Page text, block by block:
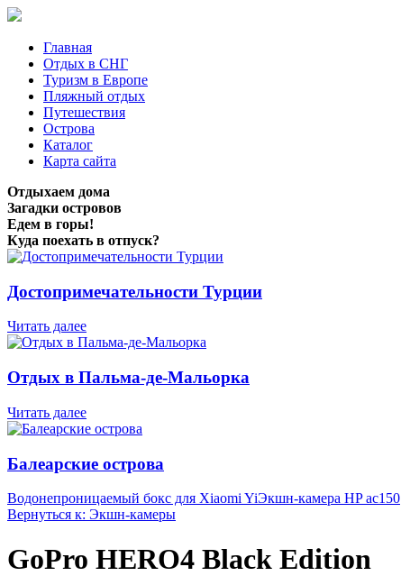
Главная
Отдых в СНГ
Туризм в Европе
Пляжный отдых
Путешествия
Острова
Каталог
Карта сайта
Отдыхаем дома
Загадки островов
Едем в горы!
Куда поехать в отпуск?
Достопримечательности Турции
Читать далее
Отдых в Пальма-де-Мальорка
Читать далее
Балеарские острова
Водонепроницаемый бокс для Xiaomi YiЭкшн-камера HP ac150
Вернуться к: Экшн-камеры
GoPro HERO4 Black Edition